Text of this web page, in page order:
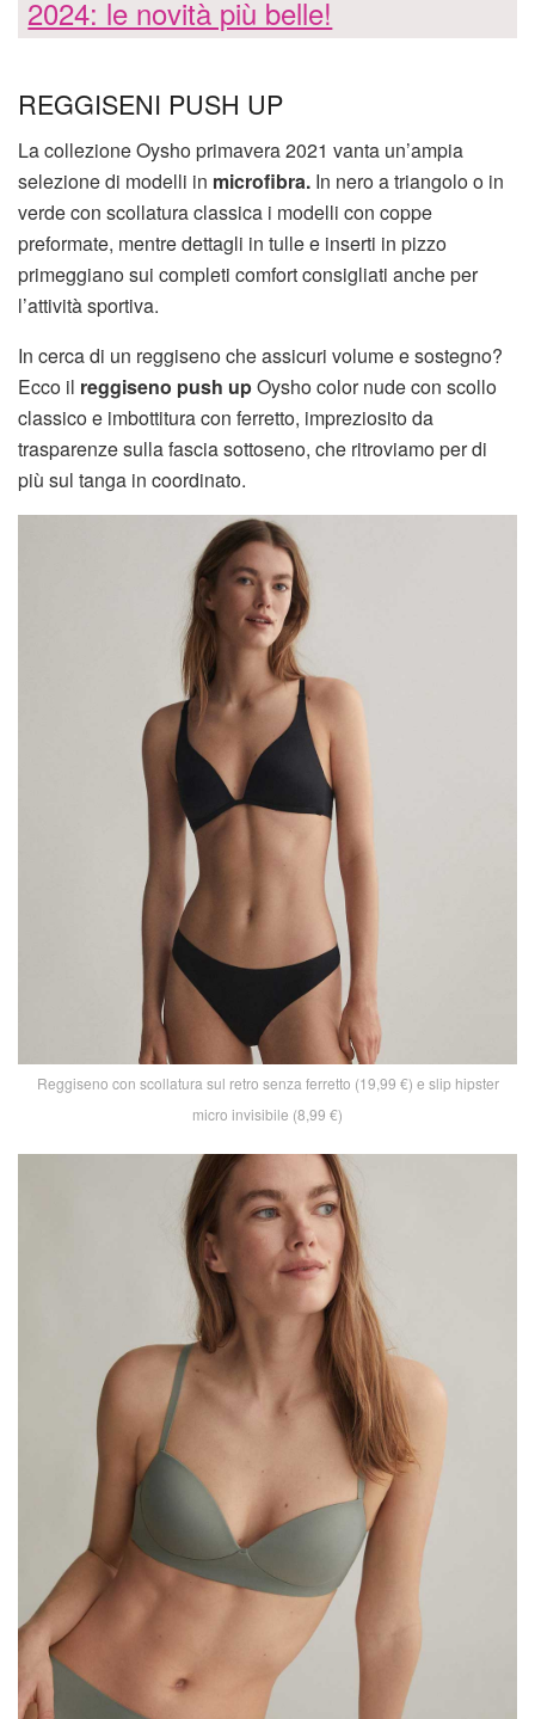
2024: le novità più belle!
REGGISENI PUSH UP
La collezione Oysho primavera 2021 vanta un’ampia
selezione di modelli in microfibra. In nero a triangolo o in
verde con scollatura classica i modelli con coppe
preformate, mentre dettagli in tulle e inserti in pizzo
primeggiano sui completi comfort consigliati anche per
l’attività sportiva.
In cerca di un reggiseno che assicuri volume e sostegno?
Ecco il reggiseno push upOysho color nude con scollo
classico e imbottitura con ferretto, impreziosito da
trasparenze sulla fascia sottoseno, che ritroviamo per di
più sul tanga in coordinato.
Reggiseno con scollatura sul retro senza ferretto (19,99 €) e slip hipster
micro invisibile (8,99 €)